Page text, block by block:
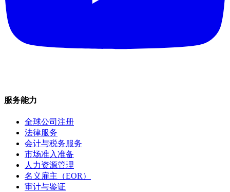
服务能力
全球公司注册
法律服务
会计与税务服务
市场准入准备
人力资源管理
名义雇主（EOR）
审计与鉴证